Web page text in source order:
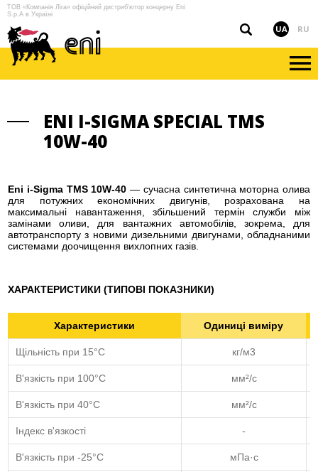
ТОВ «Компанія Ліга» офіційний дистриб'ютор концерну Eni
S.p.A в Україні
UA RU
ENI I-SIGMA SPECIAL TMS
10W-40
Eni i-Sigma TMS 10W-40 — сучасна синтетична моторна олива
для потужних економічних двигунів, розрахована на
максимальні навантаження, збільшений термін служби між
замінами оливи, для вантажних автомобілів, зокрема, для
автотранспорту з новими дизельними двигунами, обладнаними
системами доочищення вихлопних газів.
ХАРАКТЕРИСТИКИ (ТИПОВІ ПОКАЗНИКИ)
Характеристики Одиниці виміру
Щільність при 15°С кг/м3
В'язкість при 100°C мм²/с
В'язкість при 40°C мм²/с
Індекс в'язкості -
В'язкість при -25°C мПа·с